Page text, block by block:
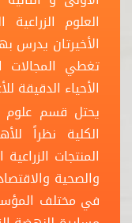
العلوم
الأخيرتان يدرس
تغطي المجالات
الأحياء الدقيقة
يحتل قسم علوم
الكلية نظراً
المنتجات
والصحية
في مختلف